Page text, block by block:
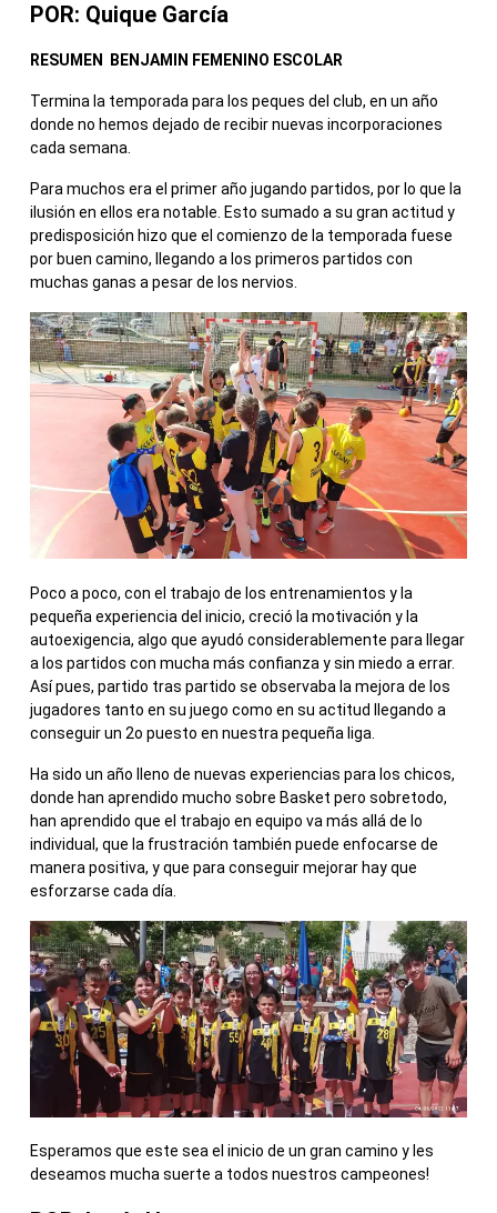
POR: Quique García
RESUMEN BENJAMIN FEMENINO ESCOLAR
Termina la temporada para los peques del club, en un año
donde no hemos dejado de recibir nuevas incorporaciones
cada semana.
Para muchos era el primer año jugando partidos, por lo que la
ilusión en ellos era notable. Esto sumado a su gran actitud y
predisposición hizo que el comienzo de la temporada fuese
por buen camino, llegando a los primeros partidos con
muchas ganas a pesar de los nervios.
Poco a poco, con el trabajo de los entrenamientos y la
pequeña experiencia del inicio, creció la motivación y la
autoexigencia, algo que ayudó considerablemente para llegar
a los partidos con mucha más confianza y sin miedo a errar.
Así pues, partido tras partido se observaba la mejora de los
jugadores tanto en su juego como en su actitud llegando a
conseguir un 2o puesto en nuestra pequeña liga.
Ha sido un año lleno de nuevas experiencias para los chicos,
donde han aprendido mucho sobre Basket pero sobretodo,
han aprendido que el trabajo en equipo va más allá de lo
individual, que la frustración también puede enfocarse de
manera positiva, y que para conseguir mejorar hay que
esforzarse cada día.
Esperamos que este sea el inicio de un gran camino y les
deseamos mucha suerte a todos nuestros campeones!